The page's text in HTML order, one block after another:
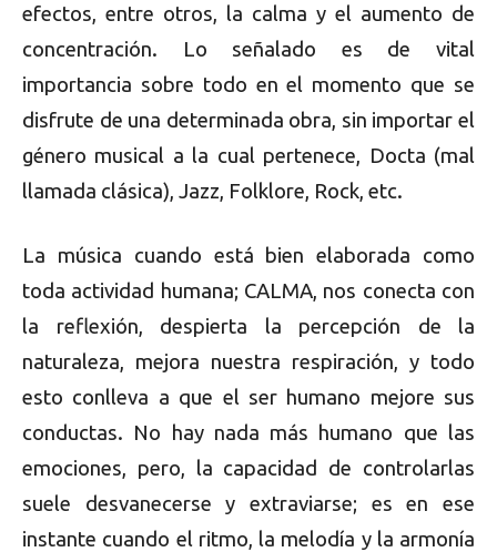
efectos, entre otros, la calma y el aumento de
concentración. Lo señalado es de vital
importancia sobre todo en el momento que se
disfrute de una determinada obra, sin importar el
género musical a la cual pertenece, Docta (mal
llamada clásica), Jazz, Folklore, Rock, etc.
La música cuando está bien elaborada como
toda actividad humana; CALMA, nos conecta con
la reflexión, despierta la percepción de la
naturaleza, mejora nuestra respiración, y todo
esto conlleva a que el ser humano mejore sus
conductas. No hay nada más humano que las
emociones, pero, la capacidad de controlarlas
suele desvanecerse y extraviarse; es en ese
instante cuando el ritmo, la melodía y la armonía